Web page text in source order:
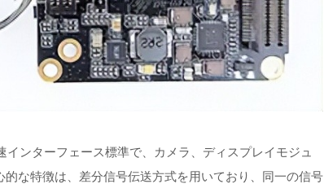
ンターフェース標準で、カメラ、ディスプレイモジュ
な特徴は、差分信号伝送方式を用いており、同一の信号